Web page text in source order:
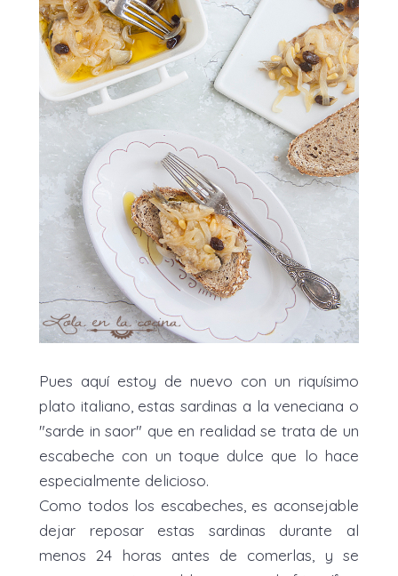
Pues aquí estoy de nuevo con un riquísimo
plato italiano, estas sardinas a la veneciana o
"sarde in saor" que en realidad se trata de un
escabeche con un toque dulce que lo hace
especialmente delicioso.
Como todos los escabeches, es aconsejable
dejar reposar estas sardinas durante al
menos 24 horas antes de comerlas, y se